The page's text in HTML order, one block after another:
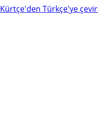
Kürtçe'den Türkçe'ye